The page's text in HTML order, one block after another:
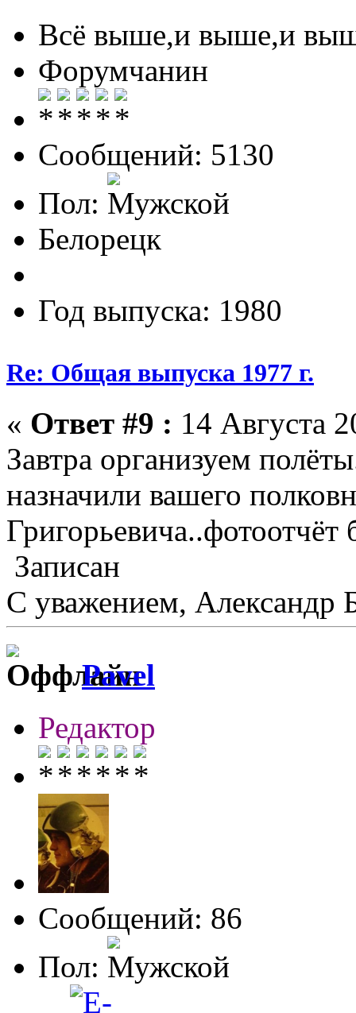
Всё выше,и выше,и
Форумчанин
Сообщений: 5130
Пол:
Белорецк
Год выпуска: 1980
Re: Общая выпуска 1977 г.
« Ответ #9 : 14 Августа
Завтра организуем
назначили вашего
Григорьевича..фотоотчёт
Записан
С уважением, Александр
Pavel
Редактор
Сообщений: 86
Пол: